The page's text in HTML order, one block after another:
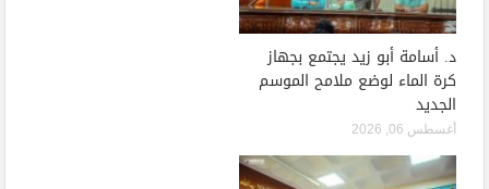
د. أسامة أبو زيد يجتمع بجهاز
كرة الماء لوضع ملامح الموسم
الجديد
أغسطس 06, 2026